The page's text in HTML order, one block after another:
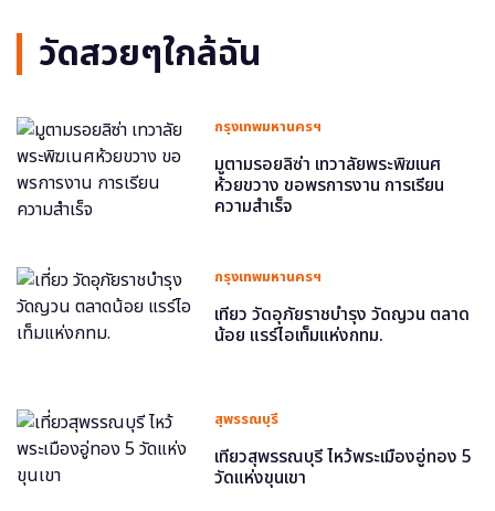
วัดสวยๆใกล้ฉัน
กรุงเทพมหานครฯ
มูตามรอยลิซ่า เทวาลัยพระพิฆเนศ
ห้วยขวาง ขอพรการงาน การเรียน
ความสำเร็จ
กรุงเทพมหานครฯ
เที่ยว วัดอุภัยราชบำรุง วัดญวน ตลาด
น้อย แรร์ไอเท็มแห่งกทม.
สุพรรณบุรี
เที่ยวสุพรรณบุรี ไหว้พระเมืองอู่ทอง 5
วัดแห่งขุนเขา